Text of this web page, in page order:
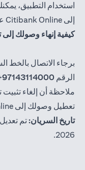
استخدام التطبيق،
إلى Citibank Online عبر موقعنا الإلكتروني.
كيفية إنهاء وصولك
الرقم 97143114000+
ملاحظة أن إلغاء تثبيت
تعطيل وصولك إلى Citibank Online.
تاريخ السريان:
2026.